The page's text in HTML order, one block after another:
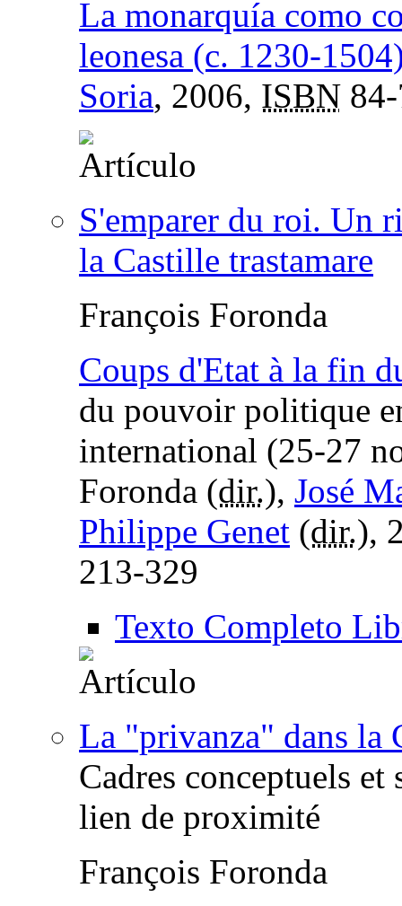
La monarquía como
leonesa (c. 1230-
Soria, 2006, ISBN
S'emparer du roi. Un
la Castille trastamare
François Foronda
Coups d'Etat à la fin
du pouvoir politique
international (25-27
Foronda (dir.), José
Philippe Genet (dir.),
213-329
Texto Completo
La "privanza" dans la
Cadres conceptuels
lien de proximité
François Foronda